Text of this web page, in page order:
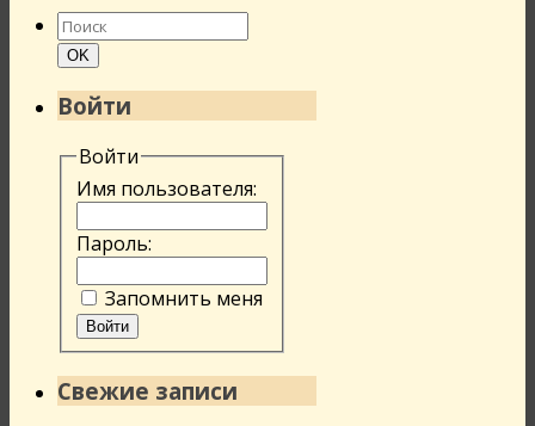
Найти:
Поиск
OK
Войти
Войти
Имя пользователя:
Пароль:
Запомнить меня
Войти
Свежие записи